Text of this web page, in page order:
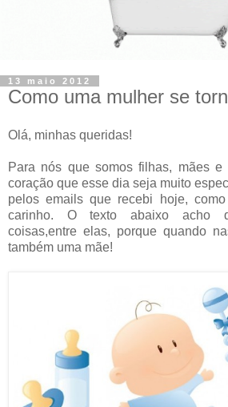
13 maio 2012
Como uma mulher se
Olá, minhas queridas!
Para nós que somos filhas, mães
coração que esse dia seja muito
pelos emails que recebi hoje,
carinho. O texto abaixo acho
coisas,entre elas, porque quando
também uma mãe!